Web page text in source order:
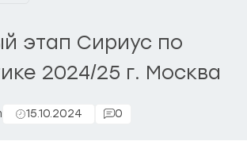
этап Сириус по
2024/25 г. Москва
15.10.2024 0